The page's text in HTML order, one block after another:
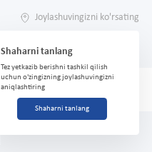
Joylashuvingizni ko'rsating
Shaharni tanlang
Tez yetkazib berishni tashkil qilish
uchun o'zingizning joylashuvingizni
aniqlashtiring
Shaharni tanlang
Skin Plus yuz